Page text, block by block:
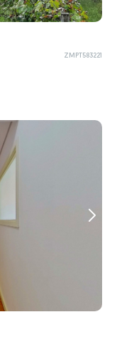
ZMPT583221